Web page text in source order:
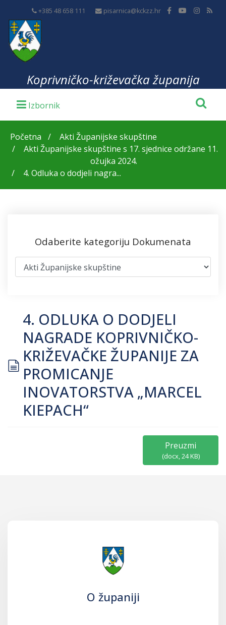
+385 48 658 111 pisarnica@kckzz.hr
Koprivničko-križevačka županija
Početna
Akti Županijske skupštine
Akti Županijske skupštine s 17. sjednice održane 11.
ožujka 2024.
4. Odluka o dodjeli nagra...
Odaberite kategoriju Dokumenata
document
4. ODLUKA O DODJELI
NAGRADE KOPRIVNIČKO-
KRIŽEVAČKE ŽUPANIJE ZA
PROMICANJE
INOVATORSTVA „MARCEL
KIEPACH“
Preuzmi
(docx,24 KB)
O županiji